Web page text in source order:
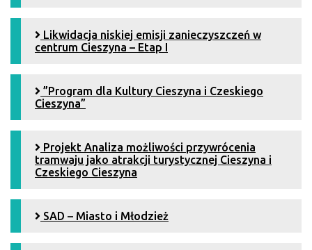
Likwidacja niskiej emisji zanieczyszczeń w
centrum Cieszyna – Etap I
”Program dla Kultury Cieszyna i Czeskiego
Cieszyna”
Projekt Analiza możliwości przywrócenia
tramwaju jako atrakcji turystycznej Cieszyna i
Czeskiego Cieszyna
SAD – Miasto i Młodzież